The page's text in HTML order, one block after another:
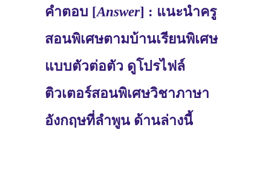
คำตอบ [Answer] : แนะนำครู
สอนพิเศษตามบ้านเรียนพิเศษ
แบบตัวต่อตัว ดูโปรไฟล์
ติวเตอร์สอนพิเศษวิชาภาษา
อังกฤษที่ลำพูน ด้านล่างนี้